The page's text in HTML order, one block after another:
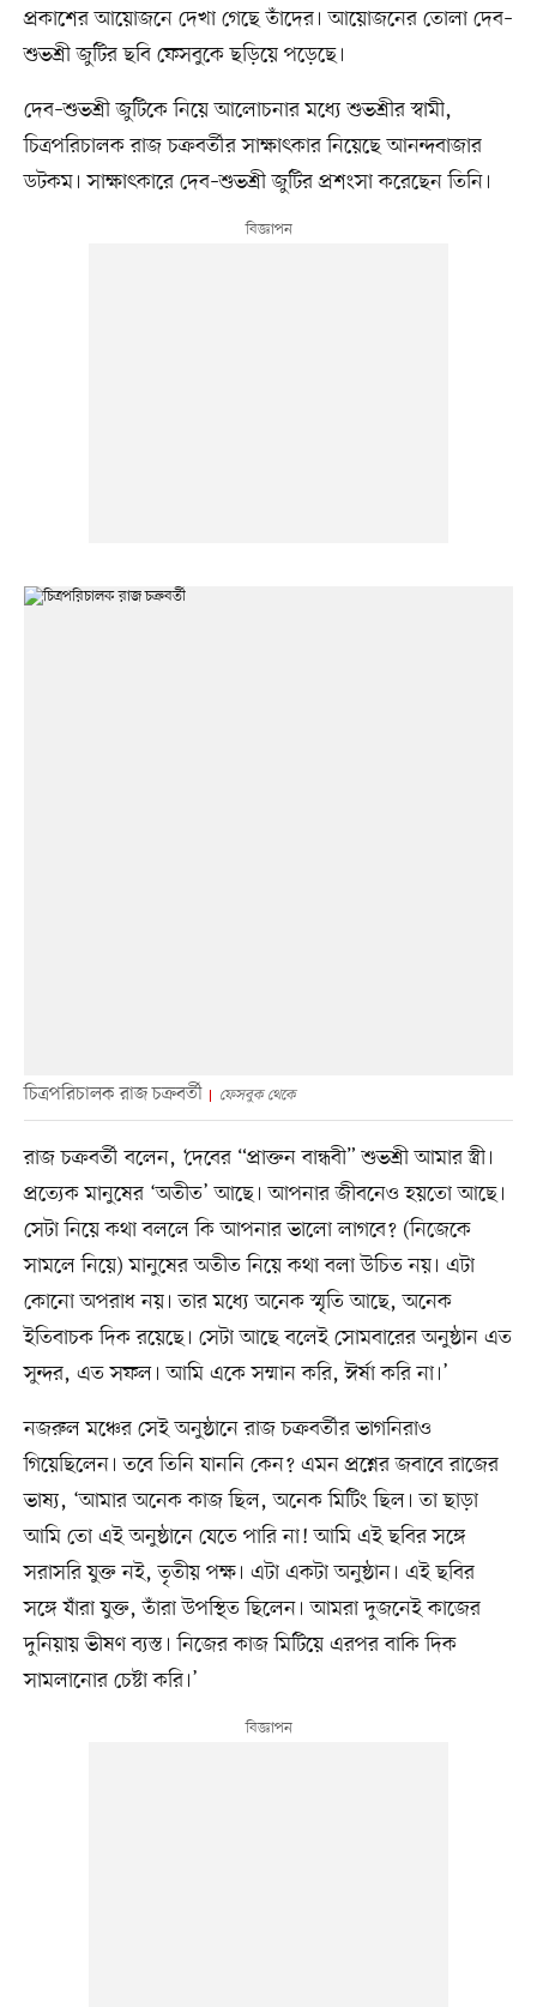
প্রকাশের আয়োজনে দেখা গেছে তাঁদের। আয়োজনের তোলা দেব–
শুভশ্রী জুটির ছবি ফেসবুকে ছড়িয়ে পড়েছে।
দেব–শুভশ্রী জুটিকে নিয়ে আলোচনার মধ্যে শুভশ্রীর স্বামী,
চিত্রপরিচালক রাজ চক্রবর্তীর সাক্ষাৎকার নিয়েছে আনন্দবাজার
ডটকম। সাক্ষাৎকারে দেব–শুভশ্রী জুটির প্রশংসা করেছেন তিনি।
চিত্রপরিচালক রাজ চক্রবর্তী ফেসবুক থেকে
রাজ চক্রবর্তী বলেন, ‘দেবের “প্রাক্তন বান্ধবী” শুভশ্রী আমার স্ত্রী।
প্রত্যেক মানুষের ‘অতীত’ আছে। আপনার জীবনেও হয়তো আছে।
সেটা নিয়ে কথা বললে কি আপনার ভালো লাগবে? (নিজেকে
সামলে নিয়ে) মানুষের অতীত নিয়ে কথা বলা উচিত নয়। এটা
কোনো অপরাধ নয়। তার মধ্যে অনেক স্মৃতি আছে, অনেক
ইতিবাচক দিক রয়েছে। সেটা আছে বলেই সোমবারের অনুষ্ঠান এত
সুন্দর, এত সফল। আমি একে সম্মান করি, ঈর্ষা করি না।’
নজরুল মঞ্চের সেই অনুষ্ঠানে রাজ চক্রবর্তীর ভাগনিরাও
গিয়েছিলেন। তবে তিনি যাননি কেন? এমন প্রশ্নের জবাবে রাজের
ভাষ্য, ‘আমার অনেক কাজ ছিল, অনেক মিটিং ছিল। তা ছাড়া
আমি তো এই অনুষ্ঠানে যেতে পারি না! আমি এই ছবির সঙ্গে
সরাসরি যুক্ত নই, তৃতীয় পক্ষ। এটা একটা অনুষ্ঠান। এই ছবির
সঙ্গে যাঁরা যুক্ত, তাঁরা উপস্থিত ছিলেন। আমরা দুজনেই কাজের
দুনিয়ায় ভীষণ ব্যস্ত। নিজের কাজ মিটিয়ে এরপর বাকি দিক
সামলানোর চেষ্টা করি।’